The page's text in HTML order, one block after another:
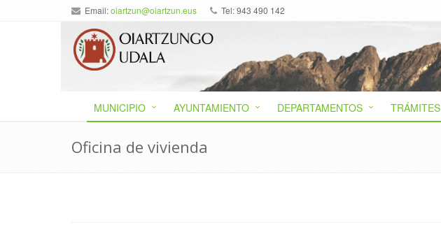
Email:oiartzun@oiartzun.eus Tel: 943 490 142
MUNICIPIO AYUNTAMIENTO DEPARTAMENTOS TRÁMITES
Oficina de vivienda